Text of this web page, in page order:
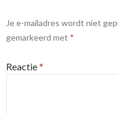
Je e-mailadres wordt niet
gemarkeerd met *
Reactie*